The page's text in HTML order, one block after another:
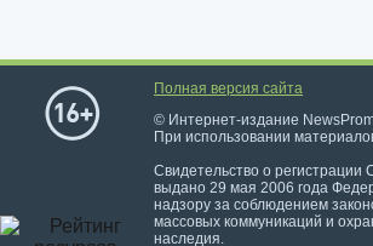
Полная версия сайта
© Интернет-издание
При использовании
Свидетельство о
выдано 29 мая 2006 года
надзору за соблюдением
массовых коммуникаций и
наследия.